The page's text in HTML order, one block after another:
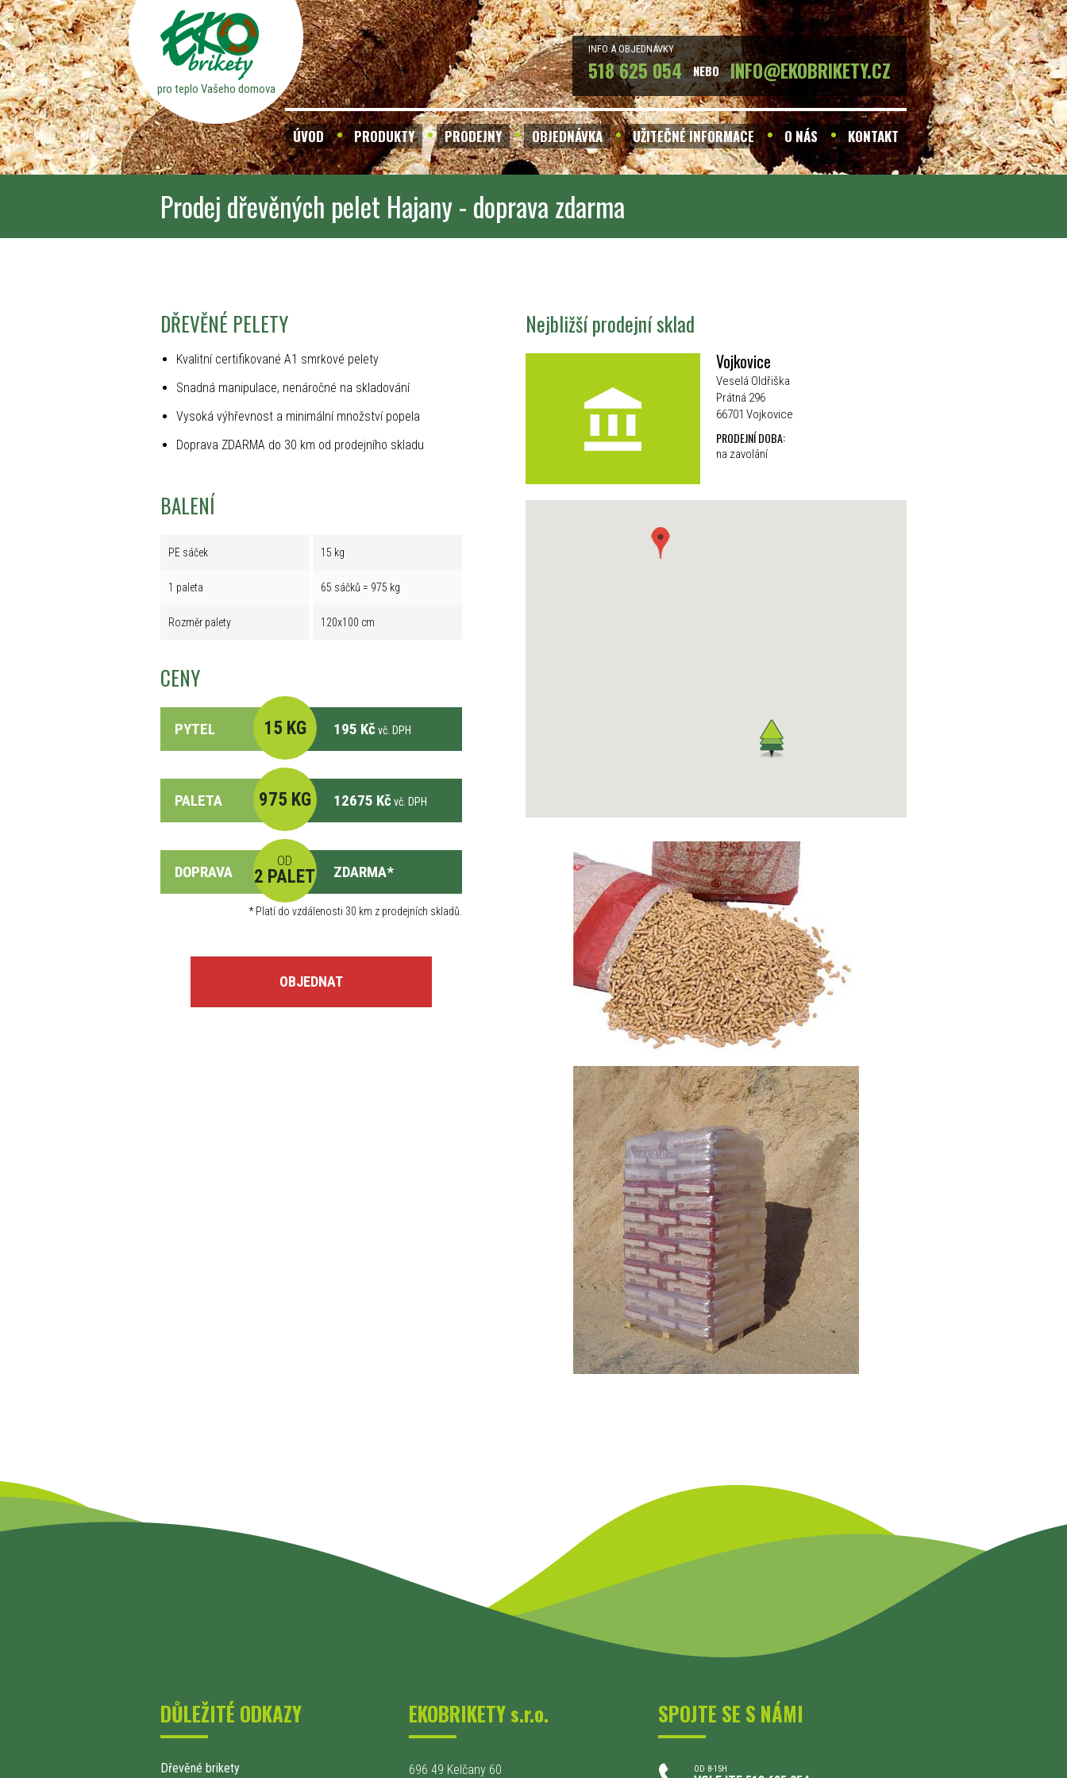
pro teplo Vašeho domova
INFO A OBJEDNÁVKY
518 625 054 NEBO INFO@EKOBRIKETY.CZ
ÚVOD PRODUKTY PRODEJNY OBJEDNÁVKA UŽITEČNÉ INFORMACE O NÁS KONTAKT
Prodej dřevěných pelet Hajany - doprava zdarma
DŘEVĚNÉ PELETY
Kvalitní certifikované A1 smrkové pelety
Snadná manipulace, nenáročné na skladování
Vysoká výhřevnost a minimální množství popela
Doprava ZDARMA do 30 km od prodejního skladu
BALENÍ
PE sáček 15 kg
1 paleta 65 sáčků = 975 kg
Rozměr palety 120x100 cm
CENY
PYTEL 15 KG 195 Kč vč. DPH
PALETA 975 KG 12675 Kč vč. DPH
DOPRAVA
OD
2 PALET ZDARMA*
*Platí do vzdálenosti 30 km z prodejních skladů.
OBJEDNAT
Nejbližší prodejní sklad
Vojkovice
Veselá Oldřiška
Prátná 296
66701 Vojkovice
PRODEJNÍ DOBA:
na zavolání
DŮLEŽITÉ ODKAZY
Dřevěné brikety
EKOBRIKETY s.r.o.
696 49 Kelčany 60
SPOJTE SE S NÁMI
OD 8-15H